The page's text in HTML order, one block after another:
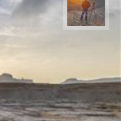
مهدی مخلصیان